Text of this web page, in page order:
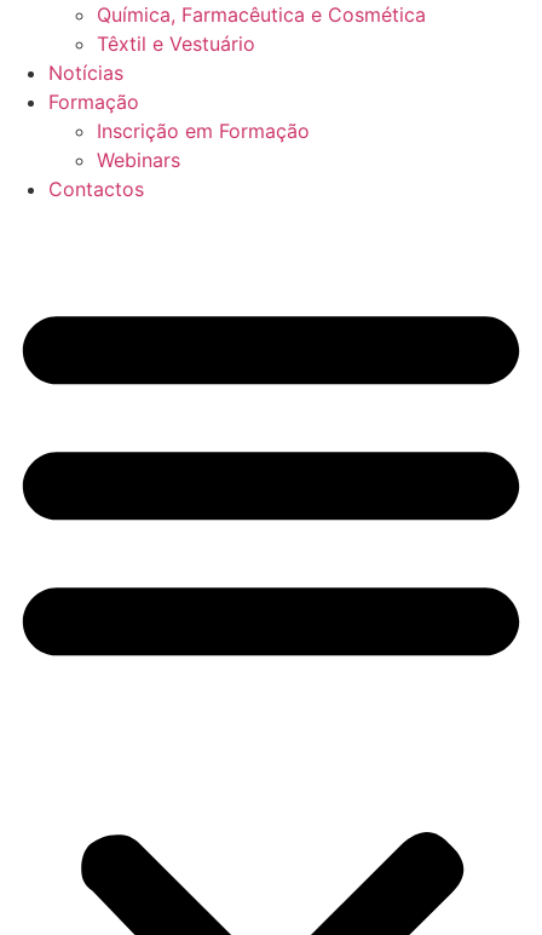
Química, Farmacêutica e Cosmética
Têxtil e Vestuário
Notícias
Formação
Inscrição em Formação
Webinars
Contactos